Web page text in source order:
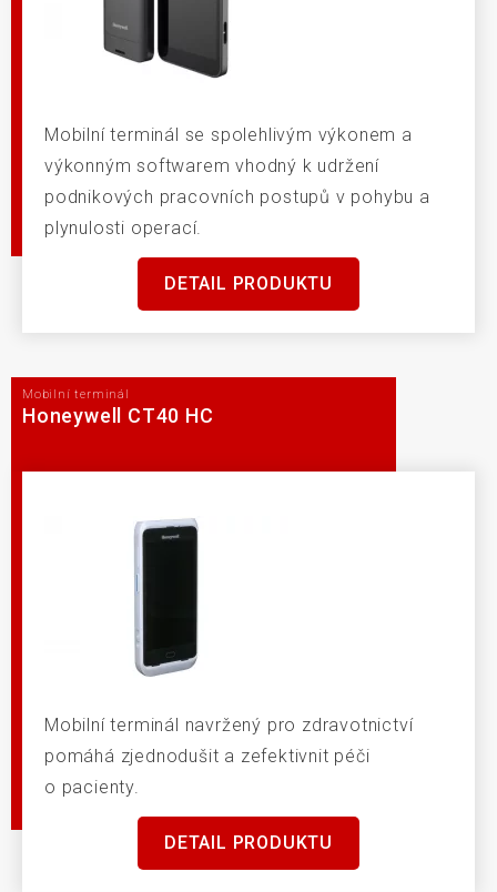
Mobilní terminál se spolehlivým výkonem a
výkonným softwarem vhodný k udržení
podnikových pracovních postupů v pohybu a
plynulosti operací.
DETAIL PRODUKTU
Mobilní terminál
Honeywell CT40 HC
Mobilní terminál navržený pro zdravotnictví
pomáhá zjednodušit a zefektivnit péči
o pacienty.
DETAIL PRODUKTU